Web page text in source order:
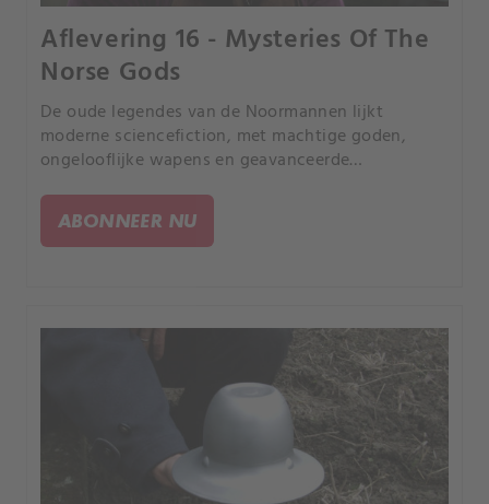
Aflevering 16 - Mysteries Of The
Norse Gods
De oude legendes van de Noormannen lijkt
moderne sciencefiction, met machtige goden,
ongelooflijke wapens en geavanceerde
gebaseerd op buitenaardse wezens die onze
planeet zelfs nu nog bezoeken?.
ABONNEER NU